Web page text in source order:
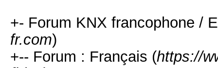
+- Forum KNX francophone /
fr.com)
+-- Forum : Français (https://